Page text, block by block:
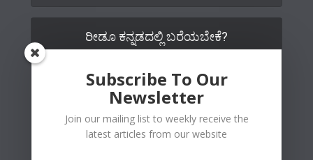
ರೀಡೂ ಕನ್ನಡದಲ್ಲಿ ಬರೆಯಬೇಕೆ?
Subscribe To Our
Newsletter
Join our mailing list to weekly receive the
latest articles from our website